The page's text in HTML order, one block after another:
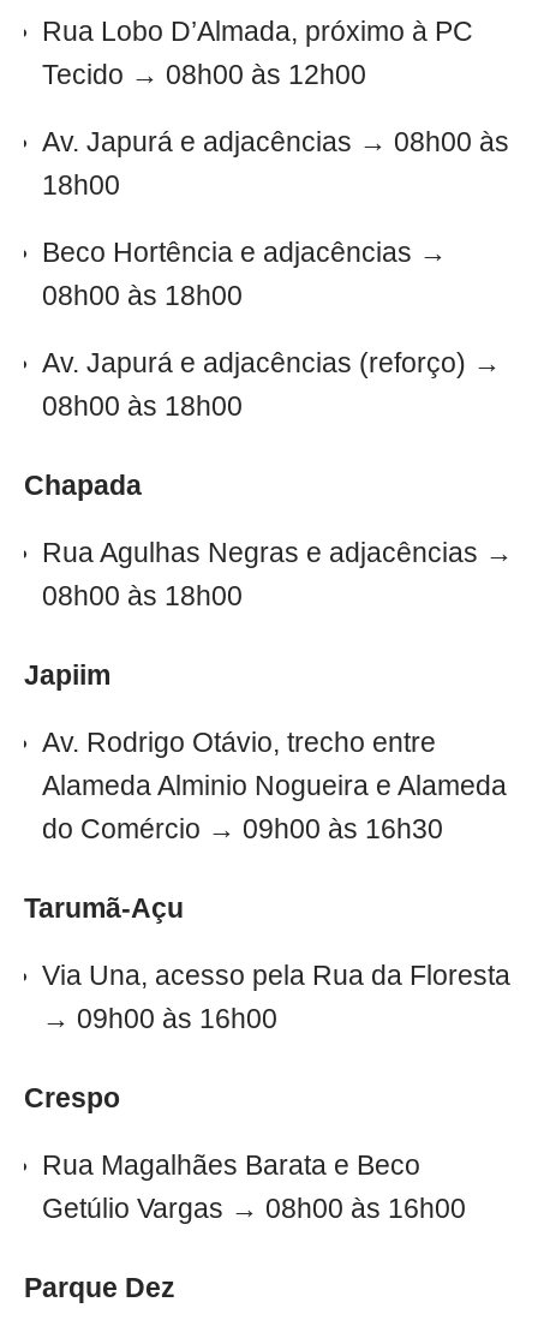
Rua Lobo D’Almada, próximo à PC
Tecido → 08h00 às 12h00
Av. Japurá e adjacências → 08h00 às
18h00
Beco Hortência e adjacências →
08h00 às 18h00
Av. Japurá e adjacências (reforço) →
08h00 às 18h00
Chapada
Rua Agulhas Negras e adjacências →
08h00 às 18h00
Japiim
Av. Rodrigo Otávio, trecho entre
Alameda Alminio Nogueira e Alameda
do Comércio → 09h00 às 16h30
Tarumã-Açu
Via Una, acesso pela Rua da Floresta
→ 09h00 às 16h00
Crespo
Rua Magalhães Barata e Beco
Getúlio Vargas → 08h00 às 16h00
Parque Dez